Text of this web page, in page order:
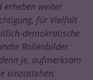
erheben weiter
für Vielfalt
demokratische
Rollenbilder
je, aufmerksam
einzustehen.